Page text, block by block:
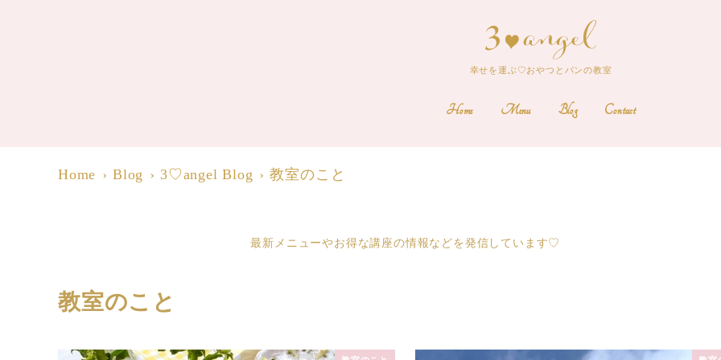
幸せを運ぶ♡おやつとパンの教室
Home Menu Blog Contact
Home Blog 3♡angel Blog 教室のこと
最新メニューやお得な講座の情報などを発信しています♡
教室のこと